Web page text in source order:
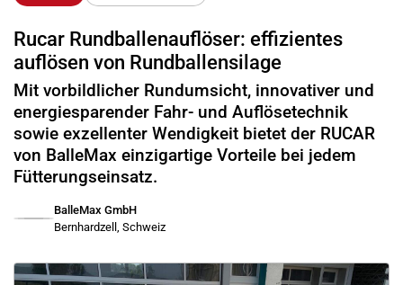
Rucar Rundballenauflöser: effizientes
auflösen von Rundballensilage
Mit vorbildlicher Rundumsicht, innovativer und
energiesparender Fahr- und Auflösetechnik
sowie exzellenter Wendigkeit bietet der RUCAR
von BalleMax einzigartige Vorteile bei jedem
Fütterungseinsatz.
BalleMax GmbH
Bernhardzell, Schweiz